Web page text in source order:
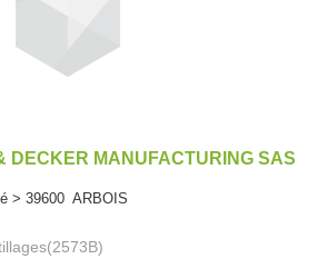
DECKER MANUFACTURING SAS
> 39600 ARBOIS